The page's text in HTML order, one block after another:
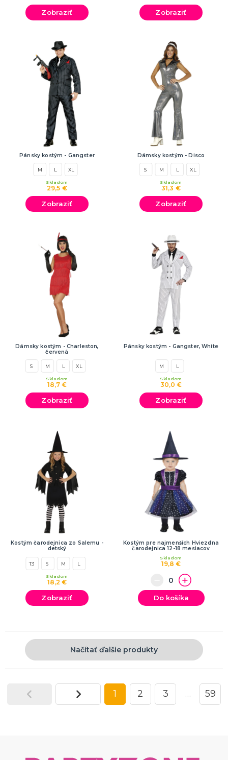
Zobraziť Zobraziť
Pánsky kostým - Gangster
M L XL
29,5 €
Skladom
Zobraziť
Dámsky kostým - Disco
S M L XL
31,3 €
Skladom
Zobraziť
Dámsky kostým - Charleston,
červená
S M L XL
18,7 €
Skladom
Zobraziť
Pánsky kostým - Gangster, White
M L
30,0 €
Skladom
Zobraziť
Kostým čarodejnica zo Salemu -
detský
T3 S M L
18,2 €
Skladom
Zobraziť
Kostým pre najmenších Hviezdna
čarodejnica 12-18 mesiacov
19,8 €
Skladom
Do košíka
Načítať ďalšie produkty
1 2 3 … 59